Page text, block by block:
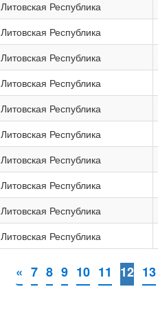
Литовская Республика
Литовская Республика
Литовская Республика
Литовская Республика
Литовская Республика
Литовская Республика
Литовская Республика
Литовская Республика
Литовская Республика
Литовская Республика
« 7 8 9 10 11 12 13